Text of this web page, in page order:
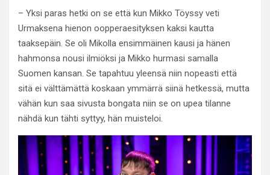
– Yksi paras hetki on se että kun Mikko Töyssy veti
Urmaksena hienon oopperaesityksen kaksi kautta
taaksepäin. Se oli Mikolla ensimmäinen kausi ja hänen
hahmonsa nousi ilmiöksi ja Mikko hurmasi samalla
Suomen kansan. Se tapahtuu yleensä niin nopeasti että
sitä ei välttämättä koskaan ymmärrä siinä hetkessä, mutta
vähän kun saa sivusta bongata niin se on upea tilanne
nähdä kun tähti syttyy, hän muisteloi.